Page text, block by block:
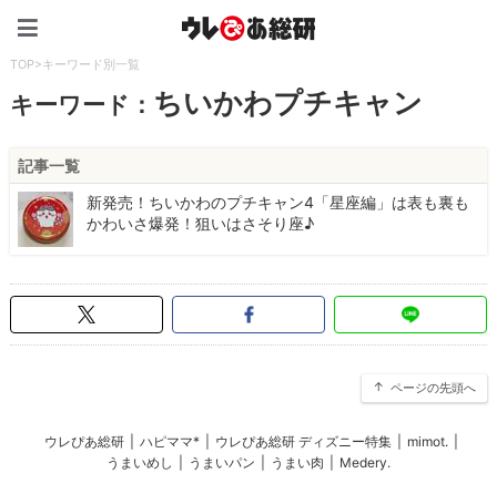
TOP>キーワード別一覧
キーワード： ちいかわプチキャン
記事一覧
新発売！ちいかわのプチキャン4「星座編」は表も裏も
かわいさ爆発！狙いはさそり座♪
ページの先頭へ
ウレぴあ総研 ハピママ* ウレぴあ総研 ディズニー特集 mimot.
うまいめし
うまいパン うまい肉 Medery.